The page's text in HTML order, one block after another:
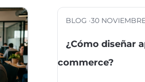
BLOG ·30
¿Cómo diseñar
commerce?